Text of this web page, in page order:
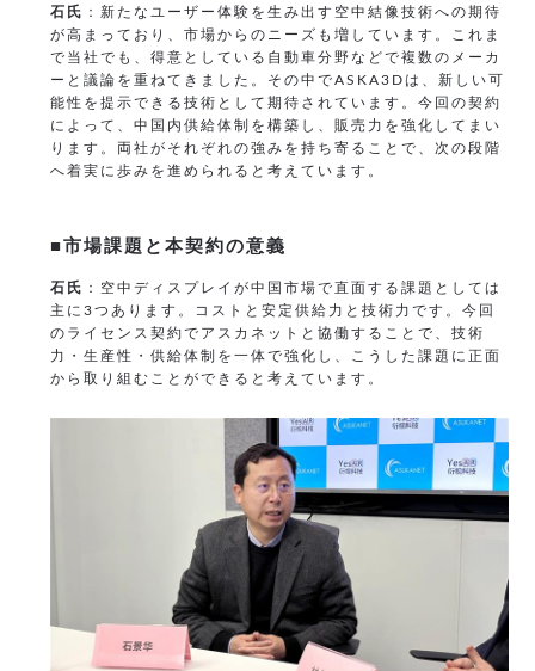
石氏 ：新たなユーザー体験を生み出す空中結像技術への期待
が高まっており、市場からのニーズも増しています。これま
で当社でも、得意としている自動車分野などで複数のメーカ
ーと議論を重ねてきました。その中でASKA3Dは、新しい可
能性を提示できる技術として期待されています。今回の契約
によって、中国内供給体制を構築し、販売力を強化してまい
ります。両社がそれぞれの強みを持ち寄ることで、次の段階
へ着実に歩みを進められると考えています。
■市場課題と本契約の意義
石氏 ：空中ディスプレイが中国市場で直面する課題としては
主に3つあります。コストと安定供給力と技術力です。今回
のライセンス契約でアスカネットと協働することで、技術
力・生産性・供給体制を一体で強化し、こうした課題に正面
から取り組むことができると考えています。